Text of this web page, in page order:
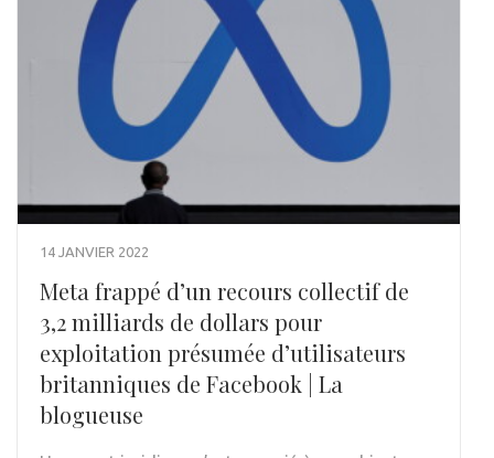
14 JANVIER 2022
Meta frappé d’un recours collectif de
3,2 milliards de dollars pour
exploitation présumée d’utilisateurs
britanniques de Facebook | La
blogueuse